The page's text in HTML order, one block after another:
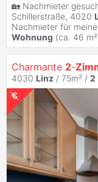
🏡 Nachmieter
Schillerstraße, 4020
Nachmieter für
Wohnung (ca. 46
Charmante 2-
4030 Linz / 75m² / 2